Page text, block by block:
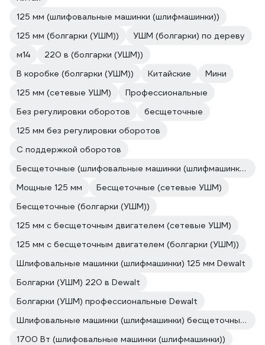
125 мм (шлифовальные машинки (шлифмашинки))
125 мм (болгарки (УШМ))
УШМ (болгарки) по дереву
м14
220 в (болгарки (УШМ))
В коробке (болгарки (УШМ))
Китайские
Мини
125 мм (сетевые УШМ)
Профессиональные
Без регулировки оборотов
бесщеточные
125 мм без регулировки оборотов
С поддержкой оборотов
Бесщеточные (шлифовальные машинки (шлифмашинки))
Мощные 125 мм
Бесщеточные (сетевые УШМ)
Бесщеточные (болгарки (УШМ))
125 мм с бесщеточным двигателем (сетевые УШМ)
125 мм с бесщеточным двигателем (болгарки (УШМ))
Шлифовальные машинки (шлифмашинки) 125 мм Dewalt
Болгарки (УШМ) 220 в Dewalt
Болгарки (УШМ) профессиональные Dewalt
Шлифовальные машинки (шлифмашинки) бесщеточные Dewalt
1700 Вт (шлифовальные машинки (шлифмашинки))